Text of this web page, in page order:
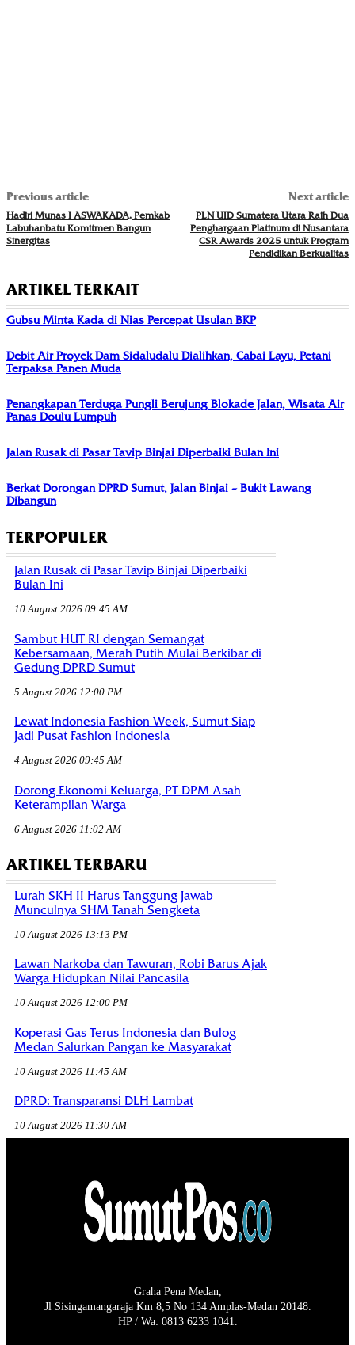
Previous article
Hadiri Munas I ASWAKADA, Pemkab
Labuhanbatu Komitmen Bangun
Sinergitas
Next article
PLN UID Sumatera Utara Raih Dua
Penghargaan Platinum di Nusantara
CSR Awards 2025 untuk Program
Pendidikan Berkualitas
ARTIKEL TERKAIT
Gubsu Minta Kada di Nias Percepat Usulan BKP
Debit Air Proyek Dam Sidaludalu Dialihkan, Cabai Layu, Petani
Terpaksa Panen Muda
Penangkapan Terduga Pungli Berujung Blokade Jalan, Wisata Air
Panas Doulu Lumpuh
Jalan Rusak di Pasar Tavip Binjai Diperbaiki Bulan Ini
Berkat Dorongan DPRD Sumut, Jalan Binjai – Bukit Lawang
Dibangun
TERPOPULER
Jalan Rusak di Pasar Tavip Binjai Diperbaiki
Bulan Ini
10 August 2026 09:45 AM
Sambut HUT RI dengan Semangat
Kebersamaan, Merah Putih Mulai Berkibar di
Gedung DPRD Sumut
5 August 2026 12:00 PM
Lewat Indonesia Fashion Week, Sumut Siap
Jadi Pusat Fashion Indonesia
4 August 2026 09:45 AM
Dorong Ekonomi Keluarga, PT DPM Asah
Keterampilan Warga
6 August 2026 11:02 AM
ARTIKEL TERBARU
Lurah SKH II Harus Tanggung Jawab
Munculnya SHM Tanah Sengketa
10 August 2026 13:13 PM
Lawan Narkoba dan Tawuran, Robi Barus Ajak
Warga Hidupkan Nilai Pancasila
10 August 2026 12:00 PM
Koperasi Gas Terus Indonesia dan Bulog
Medan Salurkan Pangan ke Masyarakat
10 August 2026 11:45 AM
DPRD: Transparansi DLH Lambat
10 August 2026 11:30 AM
Graha Pena Medan,
Jl Sisingamangaraja Km 8,5 No 134 Amplas-Medan 20148.
HP / Wa: 0813 6233 1041.